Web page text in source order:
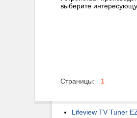
выберите
Страницы: 1
Lifeview TV Tuner